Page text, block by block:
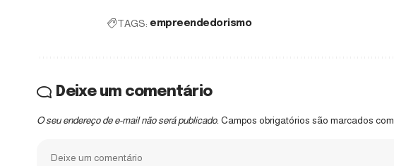
TAGS: empreendedorismo
Deixe um comentário
O seu endereço de e-mail não será publicado. Campos obrigatórios são marcados com